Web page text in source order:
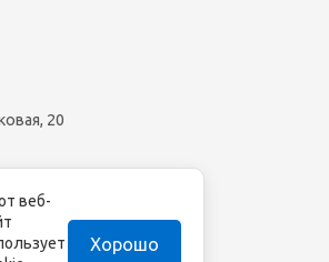
20
веб-
Хорошо